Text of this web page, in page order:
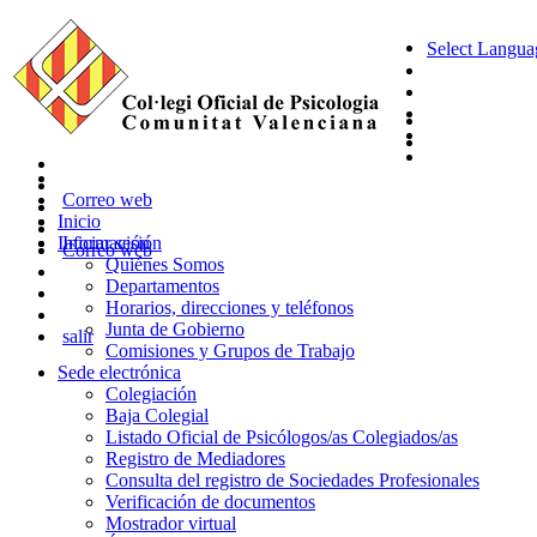
Select
Correo web
Iniciar sesión
Correo web
salir
Inicio
Información
Quiénes Somos
Departamentos
Horarios, direcciones y teléfonos
Junta de Gobierno
Comisiones y Grupos de Trabajo
Sede electrónica
Colegiación
Baja Colegial
Listado Oficial de Psicólogos/as Colegiados/as
Registro de Mediadores
Consulta del registro de Sociedades Profesionales
Verificación de documentos
Mostrador virtual